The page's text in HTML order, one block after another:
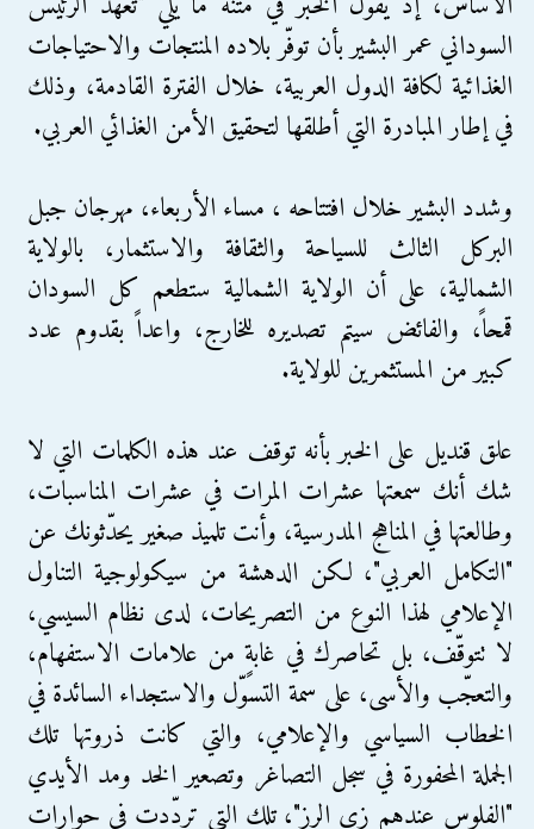
السوداني عمر البشير بأن توفّر بلاده المنتجات والاحتياجات
الغذائية لكافة الدول العربية، خلال الفترة القادمة، وذلك
في إطار المبادرة التي أطلقها لتحقيق الأمن الغذائي العربي.
وشدد البشير خلال افتتاحه ، مساء الأربعاء، مهرجان جبل
البركل الثالث للسياحة والثقافة والاستثمار، بالولاية
الشمالية، على أن الولاية الشمالية ستطعم كل السودان
قمحاً، والفائض سيتم تصديره للخارج، واعداً بقدوم عدد
كبير من المستثمرين للولاية.
علق قنديل على الخبر بأنه توقف عند هذه الكلمات التي لا
شك أنك سمعتها عشرات المرات في عشرات المناسبات،
وطالعتها في المناهج المدرسية، وأنت تلميذ صغير يحدّثونك عن
"التكامل العربي"، لكن الدهشة من سيكولوجية التناول
الإعلامي لهذا النوع من التصريحات، لدى نظام السيسي،
لا تتوقّف، بل تحاصرك في غابةٍ من علامات الاستفهام،
والتعجّب والأسى، على سمة التسوّل والاستجداء السائدة في
الخطاب السياسي والإعلامي، والتي كانت ذروتها تلك
الجملة المحفورة في سجل التصاغر وتصعير الخد ومد الأيدي
"الفلوس عندهم زي الرز"، تلك التي تردّدت في حوارات